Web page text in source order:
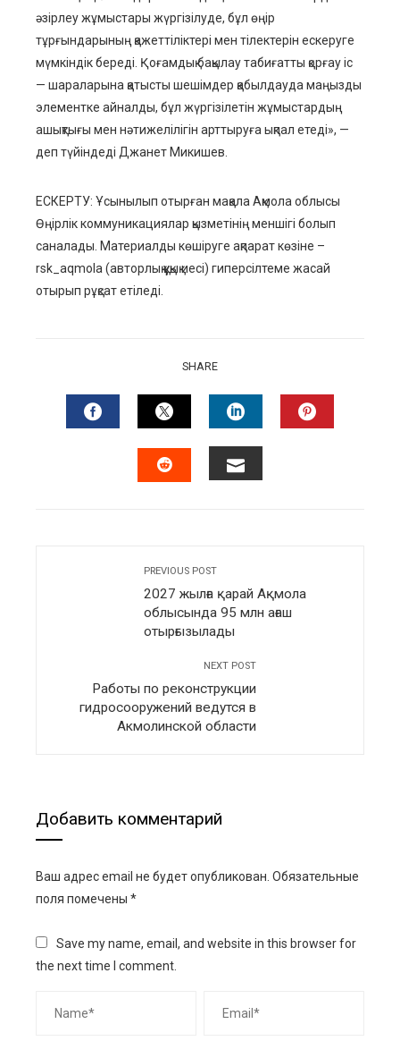
әзірлеу жұмыстары жүргізілуде, бұл өңір
тұрғындарының қажеттіліктері мен тілектерін ескеруге
мүмкіндік береді. Қоғамдық бақылау табиғатты қорғау іс
— шараларына қатысты шешімдер қабылдауда маңызды
элементке айналды, бұл жүргізілетін жұмыстардың
ашықтығы мен нәтижелілігін арттыруға ықпал етеді», —
деп түйіндеді Джанет Микишев.
ЕСКЕРТУ: Ұсынылып отырған мақала Ақмола облысы
Өңірлік коммуникациялар қызметінің меншігі болып
саналады. Материалды көшіруге ақпарат көзіне –
rsk_aqmola (авторлық құқық иесі) гиперсілтеме жасай
отырып рұқсат етіледі.
SHARE
FACEBOOKTWITTERLINKEDIN
PREVIOUS POST
2027 жылға қарай Ақмола
облысында 95 млн ағаш
отырғызылады
NEXT POST
Работы по реконструкции
гидросооружений ведутся в
Акмолинской области
Добавить комментарий
Ваш адрес email не будет опубликован. Обязательные
поля помечены *
Save my name, email, and website in this browser for
the next time I comment.